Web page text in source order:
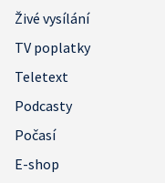
Živé vysílání
TV poplatky
Teletext
Podcasty
Počasí
E-shop